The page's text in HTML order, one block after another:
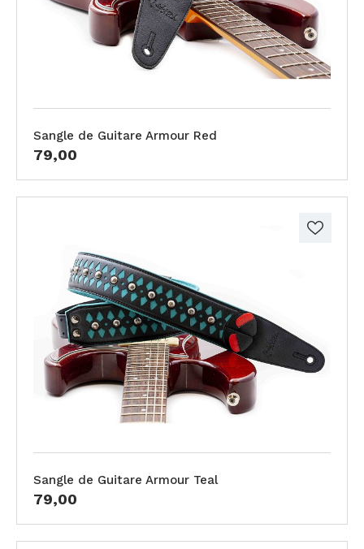
Sangle de Guitare Armour Red
79,00
Sangle de Guitare Armour Teal
79,00